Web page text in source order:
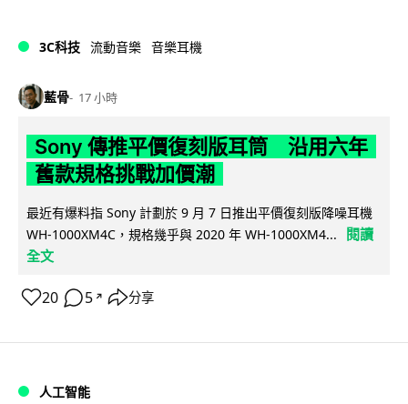
3C科技 流動音樂 音樂耳機
藍骨 17 小時
Sony 傳推平價復刻版耳筒 沿用六年
舊款規格挑戰加價潮
最近有爆料指 Sony 計劃於 9 月 7 日推出平價復刻版降噪耳機
WH-1000XM4C，規格幾乎與 2020 年 WH-1000XM4...
閱讀
全文
20 5 ↗ 分享
人工智能